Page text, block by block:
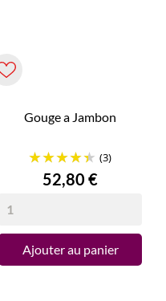
Gouge a Jambon
(3)
Prix
52,80 €
Ajouter au panier